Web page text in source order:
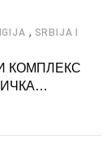
, SRBIJA I
КОМПЛЕКС